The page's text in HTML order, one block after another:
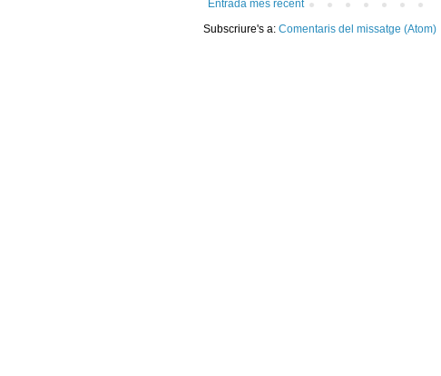
Entrada més recent
Subscriure's a: Comentaris del missatge (Atom)